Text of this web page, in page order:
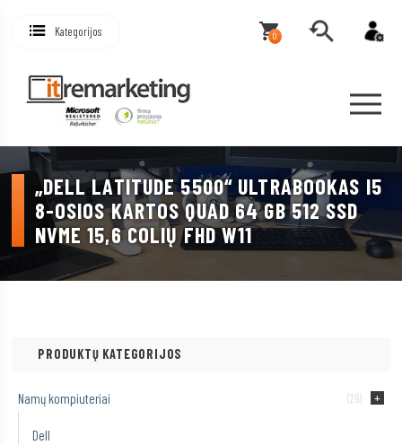
Kategorijos 0
„DELL LATITUDE 5500“ ULTRABOOKAS I5
8-OSIOS KARTOS QUAD 64 GB 512 SSD
NVME 15,6 COLIŲ FHD W11
PRODUKTŲ KATEGORIJOS
Namų kompiuteriai (26)
Dell